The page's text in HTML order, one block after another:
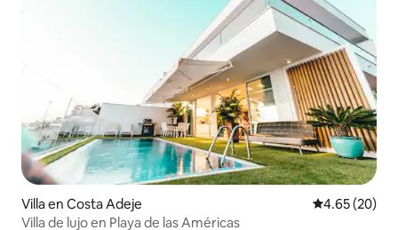
Villa en Costa Adeje Calificación
4.65 (20)
Villa de lujo en Playa de las Américas